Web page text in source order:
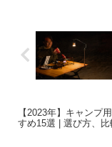
【2023年】キャンプ
すめ15選 | 選び方、比